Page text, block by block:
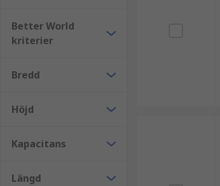
Better World
kriterier
Bredd
Höjd
Kapacitans
Längd